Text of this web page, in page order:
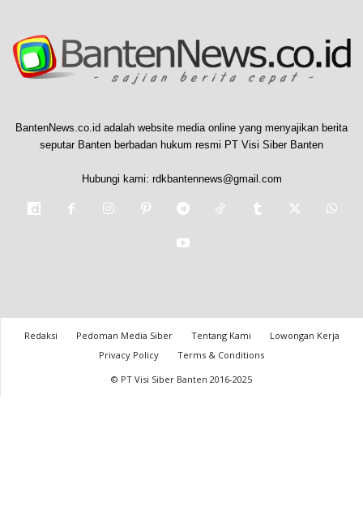
BantenNews.co.id adalah website media online yang menyajikan berita
seputar Banten berbadan hukum resmi PT Visi Siber Banten
Hubungi kami: rdkbantennews@gmail.com
Redaksi Pedoman Media Siber Tentang Kami
Lowongan Kerja
Privacy Policy
Terms & Conditions
© PT Visi Siber Banten 2016-2025